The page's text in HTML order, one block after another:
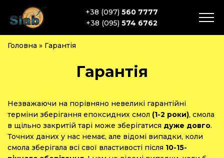
+38 (097) 560 7777
+38 (095) 574 6762
Головна » Гарантія
Гарантія
Незважаючи на порівняно невеликі гарантійні
терміни зберігання епоксидних смол (1-2 роки), смола
в щільно закритій тарі може зберігатися дуже довго.
Точних даних у нас немає, але відомі випадки, коли
смола зберігала всі свої властивості після 10-15-